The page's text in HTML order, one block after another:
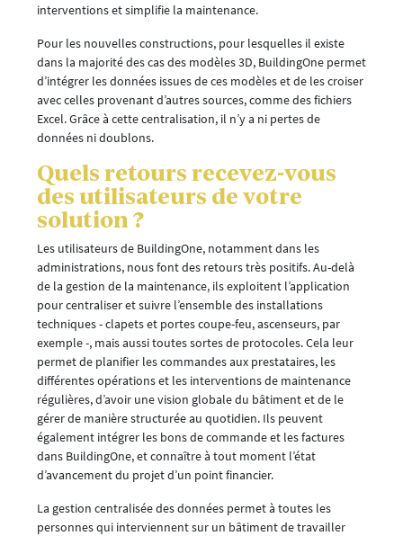
interventions et simplifie la maintenance.
Pour les nouvelles constructions, pour lesquelles il existe
dans la majorité des cas des modèles 3D, BuildingOne permet
d’intégrer les données issues de ces modèles et de les croiser
avec celles provenant d’autres sources, comme des fichiers
Excel. Grâce à cette centralisation, il n’y a ni pertes de
données ni doublons.
Quels retours recevez-vous
des utilisateurs de votre
solution ?
Les utilisateurs de BuildingOne, notamment dans les
administrations, nous font des retours très positifs. Au-delà
de la gestion de la maintenance, ils exploitent l’application
pour centraliser et suivre l’ensemble des installations
techniques - clapets et portes coupe-feu, ascenseurs, par
exemple -, mais aussi toutes sortes de protocoles. Cela leur
permet de planifier les commandes aux prestataires, les
différentes opérations et les interventions de maintenance
régulières, d’avoir une vision globale du bâtiment et de le
gérer de manière structurée au quotidien. Ils peuvent
également intégrer les bons de commande et les factures
dans BuildingOne, et connaître à tout moment l’état
d’avancement du projet d’un point financier.
La gestion centralisée des données permet à toutes les
personnes qui interviennent sur un bâtiment de travailler